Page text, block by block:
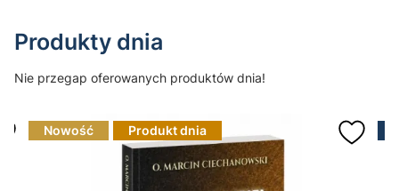
Produkty dnia
Nie przegap oferowanych produktów dnia!
Nowość Produkt dnia